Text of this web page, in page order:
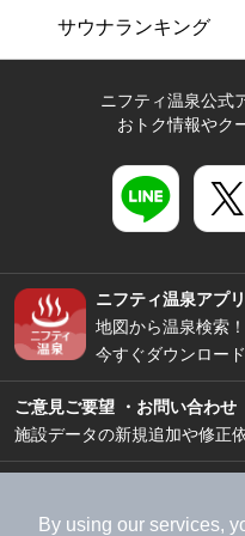
By using our services,
サウナランキング
ニフティ温泉公式
おトク情報やク
ニフティ温泉アプリ
地図から温泉検索
今すぐダウンロード
ご意見ご要望 ・お問い合わせ
施設データの新規追加や修正
加盟店募集（資料